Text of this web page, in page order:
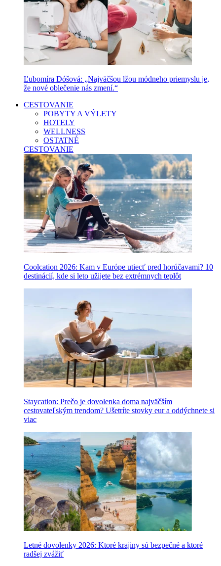
Ľubomíra Dóšová: „Najväčšou lžou módneho priemyslu je,
že nové oblečenie nás zmení.“
CESTOVANIE
POBYTY A VÝLETY
HOTELY
WELLNESS
OSTATNÉ
CESTOVANIE
Coolcation 2026: Kam v Európe utiecť pred horúčavami? 10
destinácií, kde si leto užijete bez extrémnych teplôt
Staycation: Prečo je dovolenka doma najväčším
cestovateľským trendom? Ušetríte stovky eur a oddýchnete si
viac
Letné dovolenky 2026: Ktoré krajiny sú bezpečné a ktoré
radšej zvážiť